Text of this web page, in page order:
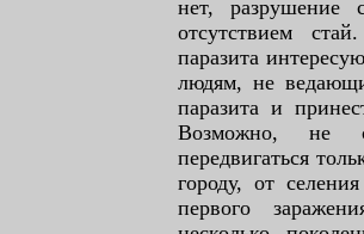
нет, разрушение
отсутствием
паразита
людям, не
паразита и
Возможно, не
передвигаться
городу, от
первого